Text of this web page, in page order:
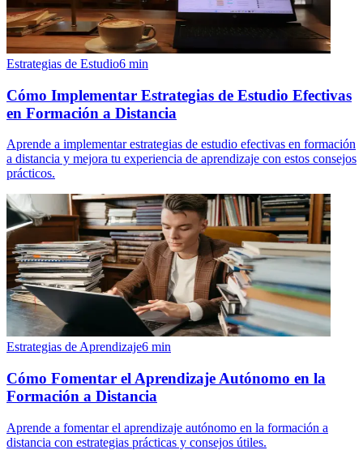
Estrategias de Estudio6 min
Cómo Implementar Estrategias de Estudio Efectivas
en Formación a Distancia
Aprende a implementar estrategias de estudio efectivas en formación
a distancia y mejora tu experiencia de aprendizaje con estos consejos
prácticos.
Estrategias de Aprendizaje6 min
Cómo Fomentar el Aprendizaje Autónomo en la
Formación a Distancia
Aprende a fomentar el aprendizaje autónomo en la formación a
distancia con estrategias prácticas y consejos útiles.